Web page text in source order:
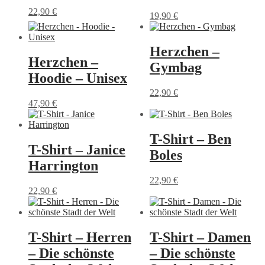
Optionen
können
auf
der
gewählt
werden
können
auf
Produktseite
gewählt
werden
22,90 €
Dieses
Produkt
weist
Varianten
auf.
Die
können
auf
der
gewählt
werden
19,90 €
Dieses
weist
mehrere
Varianten
Die
Optionen
können
auf
der
Produktseite
gewählt
werden
Herzchen –
Hoodie – Unisex
47,90 €
Dieses
Produkt
mehrere
Varianten
auf.
Optionen
können
auf
der
Produktseite
gewählt
werden
Herzchen –
Gymbag
22,90 €
T-Shirt – Janice
Harrington
22,90 €
Dieses
Produkt
mehrere
Varianten
auf.
T-Shirt – Ben
Boles
22,90 €
Produkt
weist
Varianten
auf.
Die
T-Shirt – Herren
– Die schönste
T-Shirt – Damen
– Die schönste